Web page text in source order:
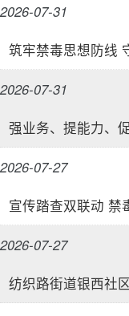
2026-07-31
2026-07-31
2026-07-27
2026-07-27